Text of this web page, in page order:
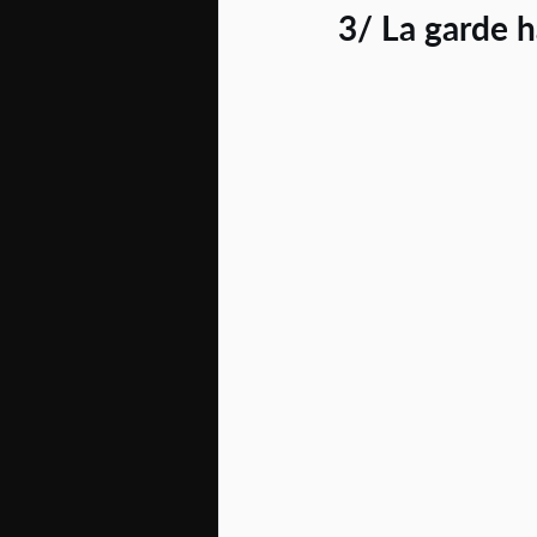
3/ La garde